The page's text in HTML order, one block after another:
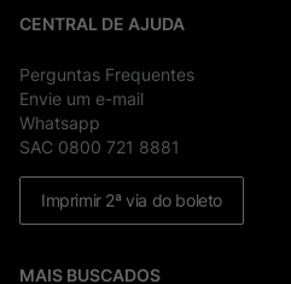
CENTRAL DE AJUDA
Perguntas Frequentes
Envie um e-mail
Whatsapp
SAC 0800 721 8881
Imprimir 2ª via do boleto
MAIS BUSCADOS